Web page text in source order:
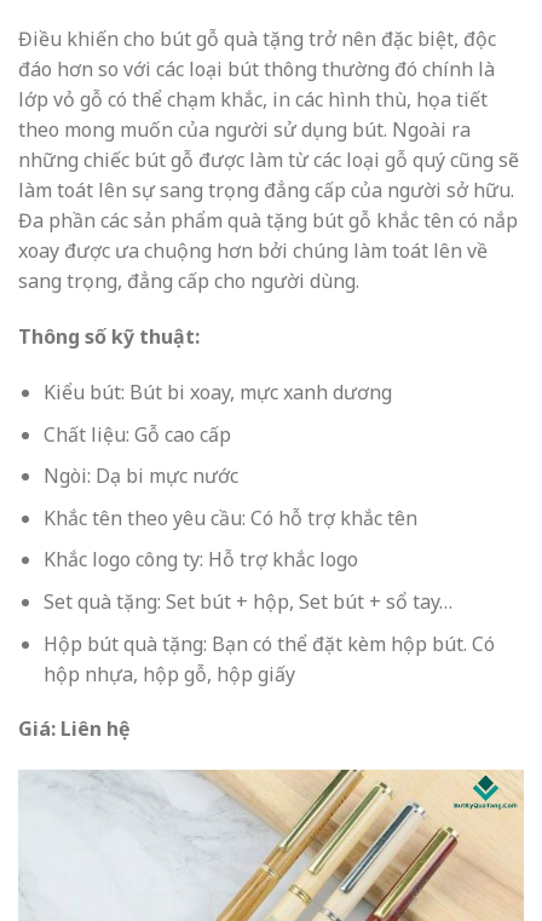
Điều khiến cho bút gỗ quà tặng trở nên đặc biệt, độc
đáo hơn so với các loại bút thông thường đó chính là
lớp vỏ gỗ có thể chạm khắc, in các hình thù, họa tiết
theo mong muốn của người sử dụng bút. Ngoài ra
những chiếc bút gỗ được làm từ các loại gỗ quý cũng sẽ
làm toát lên sự sang trọng đẳng cấp của người sở hữu.
Đa phần các sản phẩm quà tặng bút gỗ khắc tên có nắp
xoay được ưa chuộng hơn bởi chúng làm toát lên về
sang trọng, đẳng cấp cho người dùng.
Thông số kỹ thuật:
Kiểu bút: Bút bi xoay, mực xanh dương
Chất liệu: Gỗ cao cấp
Ngòi: Dạ bi mực nước
Khắc tên theo yêu cầu: Có hỗ trợ khắc tên
Khắc logo công ty: Hỗ trợ khắc logo
Set quà tặng: Set bút + hộp, Set bút + sổ tay…
Hộp bút quà tặng: Bạn có thể đặt kèm hộp bút. Có
hộp nhựa, hộp gỗ, hộp giấy
Giá: Liên hệ